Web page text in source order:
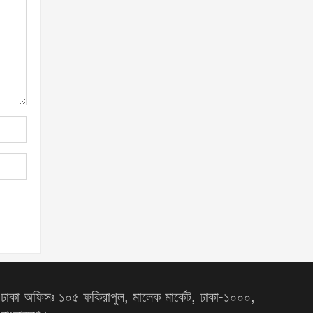
ঢাকা অফিসঃ ১০৫ ফকিরাপুল, মালেক মার্কেট, ঢাকা-১০০০,